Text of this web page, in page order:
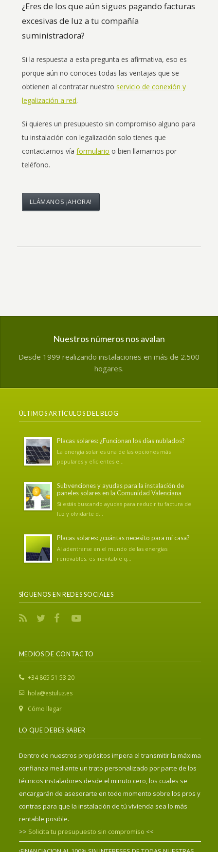
¿Eres de los que aún sigues pagando facturas
excesivas de luz a tu compañía
suministradora?
Si la respuesta a esta pregunta es afirmativa, eso es
porque aún no conoces todas las ventajas que se
obtienen al contratar nuestroservicio de conexión y
legalización a red.
Si quieres un presupuesto sin compromiso alguno para
tu instalación con legalización solo tienes que
contactarnos víaformulario o bien llamarnos por
teléfono.
LLÁMANOS ¡AHORA!
Nuestros números nos avalan
Desde 1999 realizando instalaciones en más de 2.500
hogares.
ÚLTIMOS ARTÍCULOS DEL BLOG
Placas solares: ¿Funcionan los días nublados?
La energía solar es una de las opciones más
populares y eficientes e...
Subvenciones y ayudas para la instalación de
paneles solares en la Comunidad Valenciana
Si estás buscando ayudas para reducir tu factura de
luz y olvidarte d...
Placas solares: ¿cuántas necesito para mi casa?
Al adentrarse en el mundo de las energías
renovables, es inevitable q...
SÍGUENOS EN REDES SOCIALES
MEDIOS DE CONTACTO
‎+34 865 51 53 20
hola@estuluz.es
Cómo llegar
LO QUE DEBES SABER
Dentro de nuestros propósitos impera el transmitir la máxima
confianza mediante un trato personalizado por parte de los
técnicos instaladores desde el minuto cero, los cuales se
encargarán de asesorarte en todo momento sobre los pros y
contras para que la instalación de tú vivienda sea lo más
rentable posible.
>> Solicita tu presupuesto sin compromiso <<